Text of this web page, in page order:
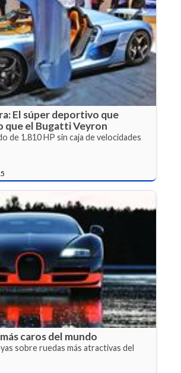
El súper deportivo que
que el Bugatti Veyron
de 1.810 HP sin caja de velocidades
caros del mundo
sobre ruedas más atractivas del